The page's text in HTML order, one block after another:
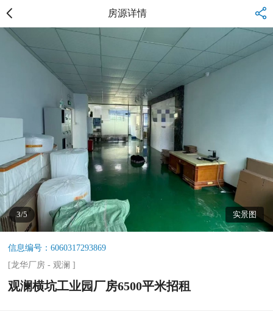
房源详情
3/5 实景图
信息编号：6060317293869
[龙华厂房 - 观澜 ]
观澜横坑工业园厂房6500平米招租